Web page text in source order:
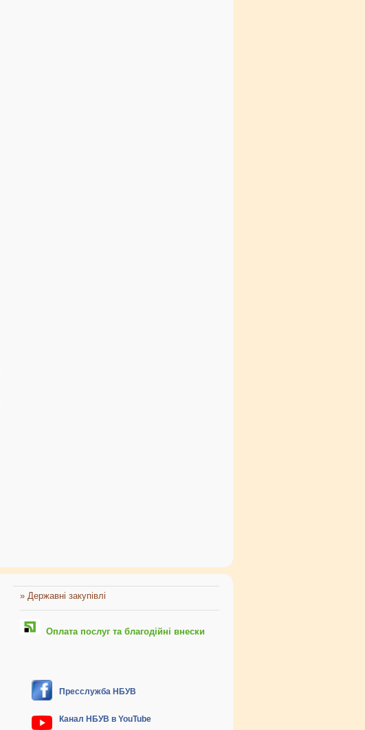
» Державні закупівлі
Оплата послуг та благодійні внески
Пресслужба НБУВ
Канал НБУВ в YouTube